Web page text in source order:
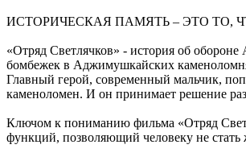
ИСТОРИЧЕСКАЯ ПАМЯТЬ – ЭТО ТО,
«Отряд Светлячков» - история об
бомбежек в Аджимушкайских
Главный герой, современный мальчик,
каменоломен. И он принимает решение
Ключом к пониманию фильма «Отряд
функций, позволяющий человеку не стать